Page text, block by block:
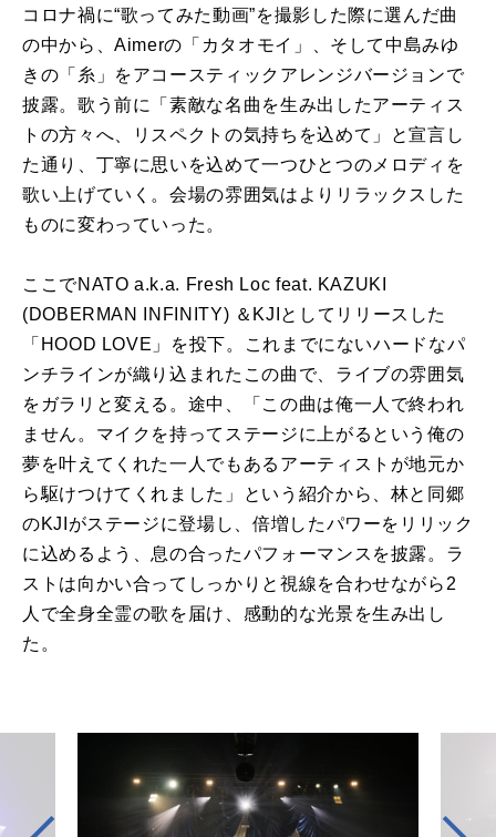
コロナ禍に“歌ってみた動画”を撮影した際に選んだ曲
の中から、Aimerの「カタオモイ」、そして中島みゆ
きの「糸」をアコースティックアレンジバージョンで
披露。歌う前に「素敵な名曲を生み出したアーティス
トの方々へ、リスペクトの気持ちを込めて」と宣言し
た通り、丁寧に思いを込めて一つひとつのメロディを
歌い上げていく。会場の雰囲気はよりリラックスした
ものに変わっていった。
ここでNATO a.k.a. Fresh Loc feat. KAZUKI
(DOBERMAN INFINITY) ＆KJIとしてリリースした
「HOOD LOVE」を投下。これまでにないハードなパ
ンチラインが織り込まれたこの曲で、ライブの雰囲気
をガラリと変える。途中、「この曲は俺一人で終われ
ません。マイクを持ってステージに上がるという俺の
夢を叶えてくれた一人でもあるアーティストが地元か
ら駆けつけてくれました」という紹介から、林と同郷
のKJIがステージに登場し、倍増したパワーをリリック
に込めるよう、息の合ったパフォーマンスを披露。ラ
ストは向かい合ってしっかりと視線を合わせながら2
人で全身全霊の歌を届け、感動的な光景を生み出し
た。